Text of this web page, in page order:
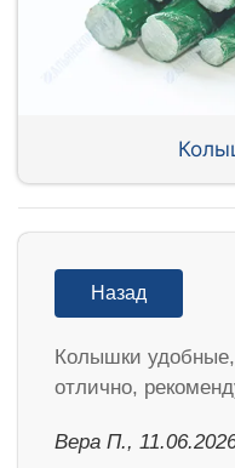
Назад
Колышки удобные,
отлично,
Вера П.,